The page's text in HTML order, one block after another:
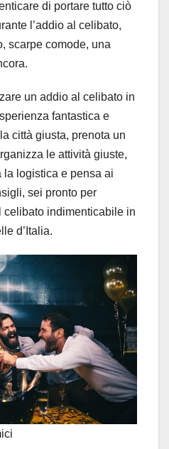
di portare tutto ciò
l’addio al celibato,
scarpe comode, una
un addio al celibato in
fantastica e
città giusta, prenota un
le attività giuste,
logistica e pensa ai
sei pronto per
celibato indimenticabile in
d’Italia.